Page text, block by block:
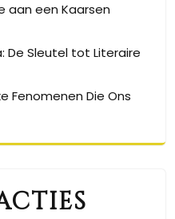
aan een Kaarsen
De Sleutel tot Literaire
Fenomenen Die Ons